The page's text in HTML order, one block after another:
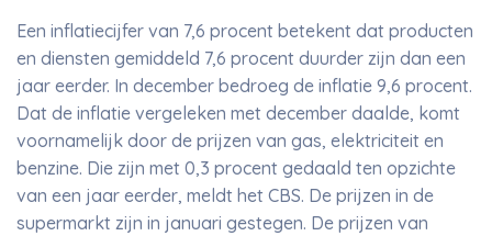
Een inflatiecijfer van 7,6 procent betekent dat producten
en diensten gemiddeld 7,6 procent duurder zijn dan een
jaar eerder. In december bedroeg de inflatie 9,6 procent.
Dat de inflatie vergeleken met december daalde, komt
voornamelijk door de prijzen van gas, elektriciteit en
benzine. Die zijn met 0,3 procent gedaald ten opzichte
van een jaar eerder, meldt het CBS. De prijzen in de
supermarkt zijn in januari gestegen. De prijzen van